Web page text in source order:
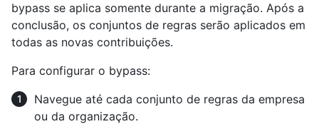
bypass se aplica somente durante a migração. Após a
conclusão, os conjuntos de regras serão aplicados em
todas as novas contribuições.
Para configurar o bypass:
Navegue até cada conjunto de regras da empresa
ou da organização.